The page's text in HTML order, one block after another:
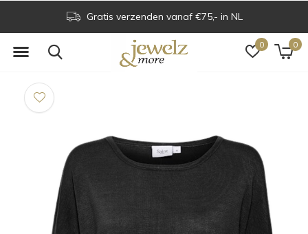
0 0
Gratis verzenden vanaf €75,- in NL